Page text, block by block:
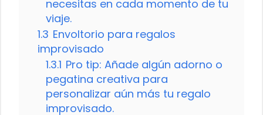
necesitas en cada momento de tu
viaje.
1.3 Envoltorio para regalos
improvisado
1.3.1 Pro tip: Añade algún adorno o
pegatina creativa para
personalizar aún más tu regalo
improvisado.